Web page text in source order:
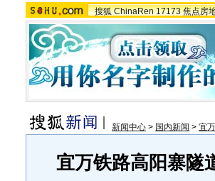
搜狐 ChinaRen 17173 焦点房
新闻中心 > 国内新闻 > 宜
宜万铁路高阳寨隧